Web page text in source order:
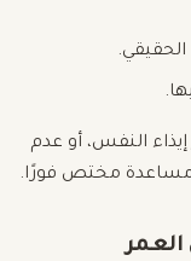
الحقيقي.
النفس، أو عدم
مساعدة مختص فورًا.
العمر